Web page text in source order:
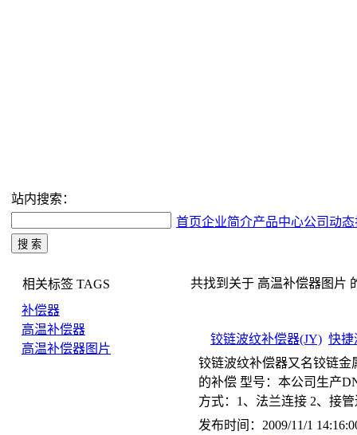
站内搜索：
首页企业简介产品中心公司动态
相关标签 TAGS
补偿器
高温补偿器
高温补偿器图片
共找到关于 高温补偿器图片
铰链波纹补偿器(JY) 快捷
铰链波纹补偿器又名铰链
的补偿 型号：本公司生产
方式：1、法兰连接 2、接
发布时间：2009/11/1